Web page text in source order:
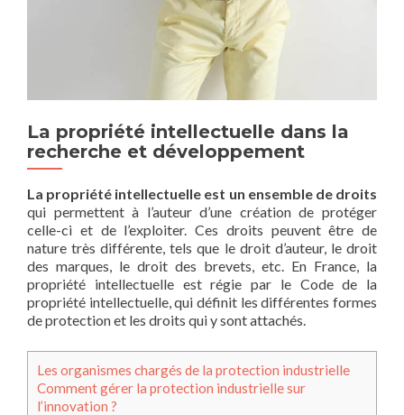
La propriété intellectuelle dans la
recherche et développement
La propriété intellectuelle est un ensemble de droits
qui permettent à l’auteur d’une création de protéger
celle-ci et de l’exploiter. Ces droits peuvent être de
nature très différente, tels que le droit d’auteur, le droit
des marques, le droit des brevets, etc. En France, la
propriété intellectuelle est régie par le Code de la
propriété intellectuelle, qui définit les différentes formes
de protection et les droits qui y sont attachés.
Les organismes chargés de la protection industrielle
Comment gérer la protection industrielle sur
l’innovation ?